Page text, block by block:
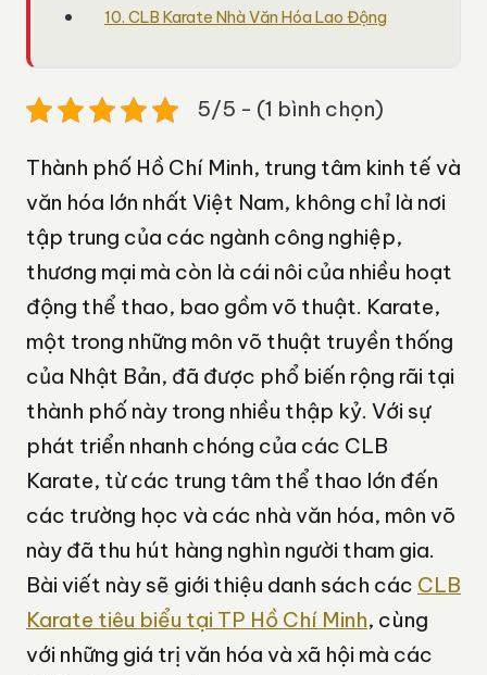
10. CLB Karate Nhà Văn Hóa Lao Động
5/5 - (1 bình chọn)
Thành phố Hồ Chí Minh, trung tâm kinh tế và
văn hóa lớn nhất Việt Nam, không chỉ là nơi
tập trung của các ngành công nghiệp,
thương mại mà còn là cái nôi của nhiều hoạt
động thể thao, bao gồm võ thuật. Karate,
một trong những môn võ thuật truyền thống
của Nhật Bản, đã được phổ biến rộng rãi tại
thành phố này trong nhiều thập kỷ. Với sự
phát triển nhanh chóng của các CLB
Karate, từ các trung tâm thể thao lớn đến
các trường học và các nhà văn hóa, môn võ
này đã thu hút hàng nghìn người tham gia.
Bài viết này sẽ giới thiệu danh sách các CLB
Karate tiêu biểu tại TP Hồ Chí Minh, cùng
với những giá trị văn hóa và xã hội mà các